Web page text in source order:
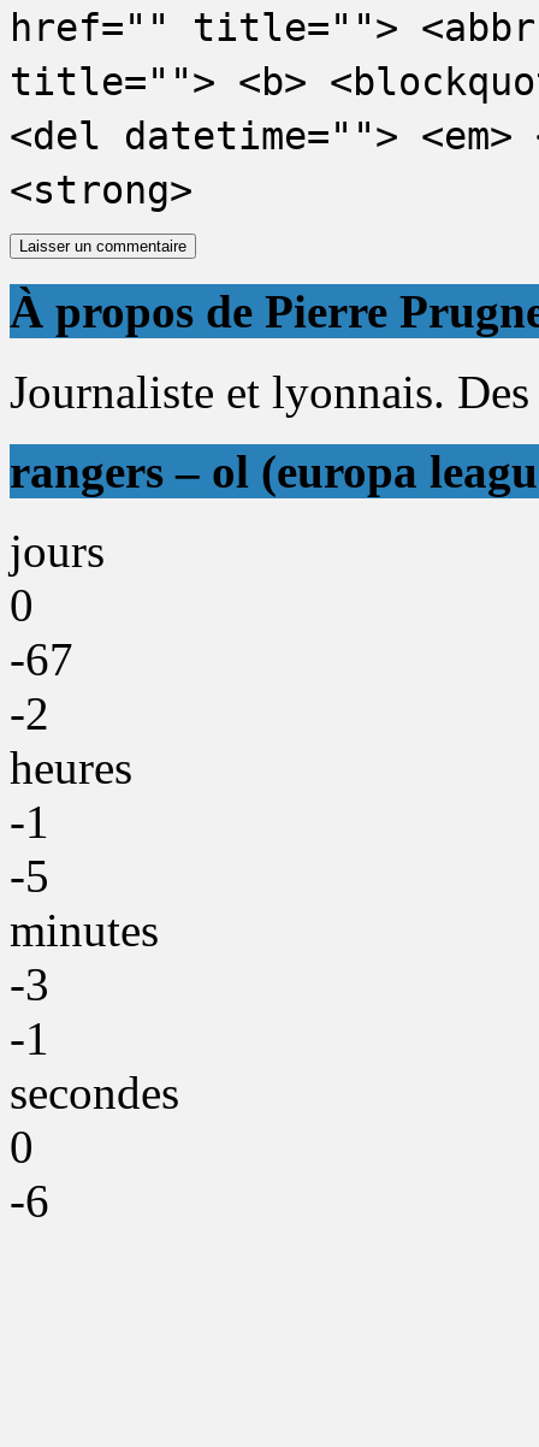
href="" title="">
title=""> <b>
<del datetime="">
<strong>
À propos de Pierre
Journaliste et lyonnais.
rangers – ol (europa
jours
0
-67
-2
heures
-1
-5
minutes
-3
-1
secondes
0
-6